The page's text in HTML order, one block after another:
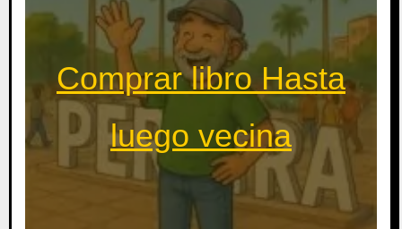
Comprar libro Hasta
luego vecina